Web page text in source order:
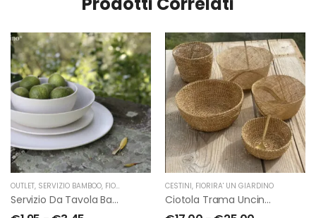
OUTLET, SERVIZIO BAMBOO, FIORIRA' UN GIARDINO
Servizio Da Tavola Bamboo Colore Crema
CESTINI, FIORIRA' UN GIARDINO
Ciotola Trama Uncinetto In Abaca Color Oro Di Fiorira’ Un Giardino